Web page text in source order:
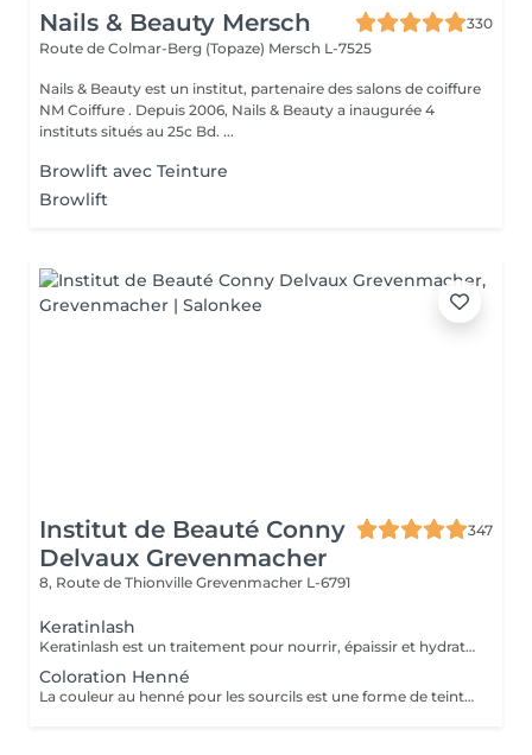
Nails & Beauty Mersch
330
Route de Colmar-Berg (Topaze) Mersch L-7525
Nails & Beauty est un institut, partenaire des salons de coiffure
NM Coiffure . Depuis 2006, Nails & Beauty a inaugurée 4
instituts situés au 25c Bd. ...
Browlift avec Teinture
Browlift
Institut de Beauté Conny
Delvaux Grevenmacher
347
8, Route de Thionville Grevenmacher L-6791
Keratinlash
Keratinlash est un traitement pour nourrir, épaissir et hydrater les cils naturels. Unique à la kératine, les cils deviennent plus longs, plus forts et plus épais. Avec le réhaussement et/ou la teinture, votre regard sera beaucoup plus ouvert et intense.
Coloration Henné
La couleur au henné pour les sourcils est une forme de teinture pour sourcils utilisée pour colorer la peau sous les poils. L'objectif est de créer l'illusion d'un sourcil plus épais, qui remplit visuellement chaque espace, un effet semblable au maquillage permanent.